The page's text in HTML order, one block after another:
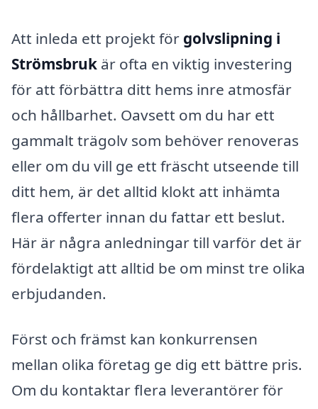
Att inleda ett projekt för golvslipning i
Strömsbruk är ofta en viktig investering
för att förbättra ditt hems inre atmosfär
och hållbarhet. Oavsett om du har ett
gammalt trägolv som behöver renoveras
eller om du vill ge ett fräscht utseende till
ditt hem, är det alltid klokt att inhämta
flera offerter innan du fattar ett beslut.
Här är några anledningar till varför det är
fördelaktigt att alltid be om minst tre olika
erbjudanden.
Först och främst kan konkurrensen
mellan olika företag ge dig ett bättre pris.
Om du kontaktar flera leverantörer för